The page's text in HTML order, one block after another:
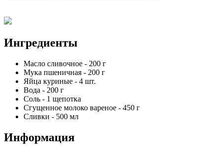
Ингредиенты
Масло сливочное - 200 г
Мука пшеничная - 200 г
Яйца куриные - 4 шт.
Вода - 200 г
Соль - 1 щепотка
Сгущенное молоко вареное - 450 г
Сливки - 500 мл
Информация